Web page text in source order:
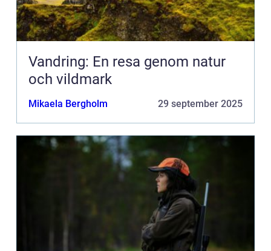
Vandring: En resa genom natur
och vildmark
Mikaela Bergholm 29 september 2025